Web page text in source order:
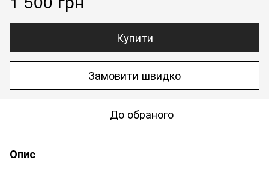
Купити
Замовити швидко
До обраного
Опис